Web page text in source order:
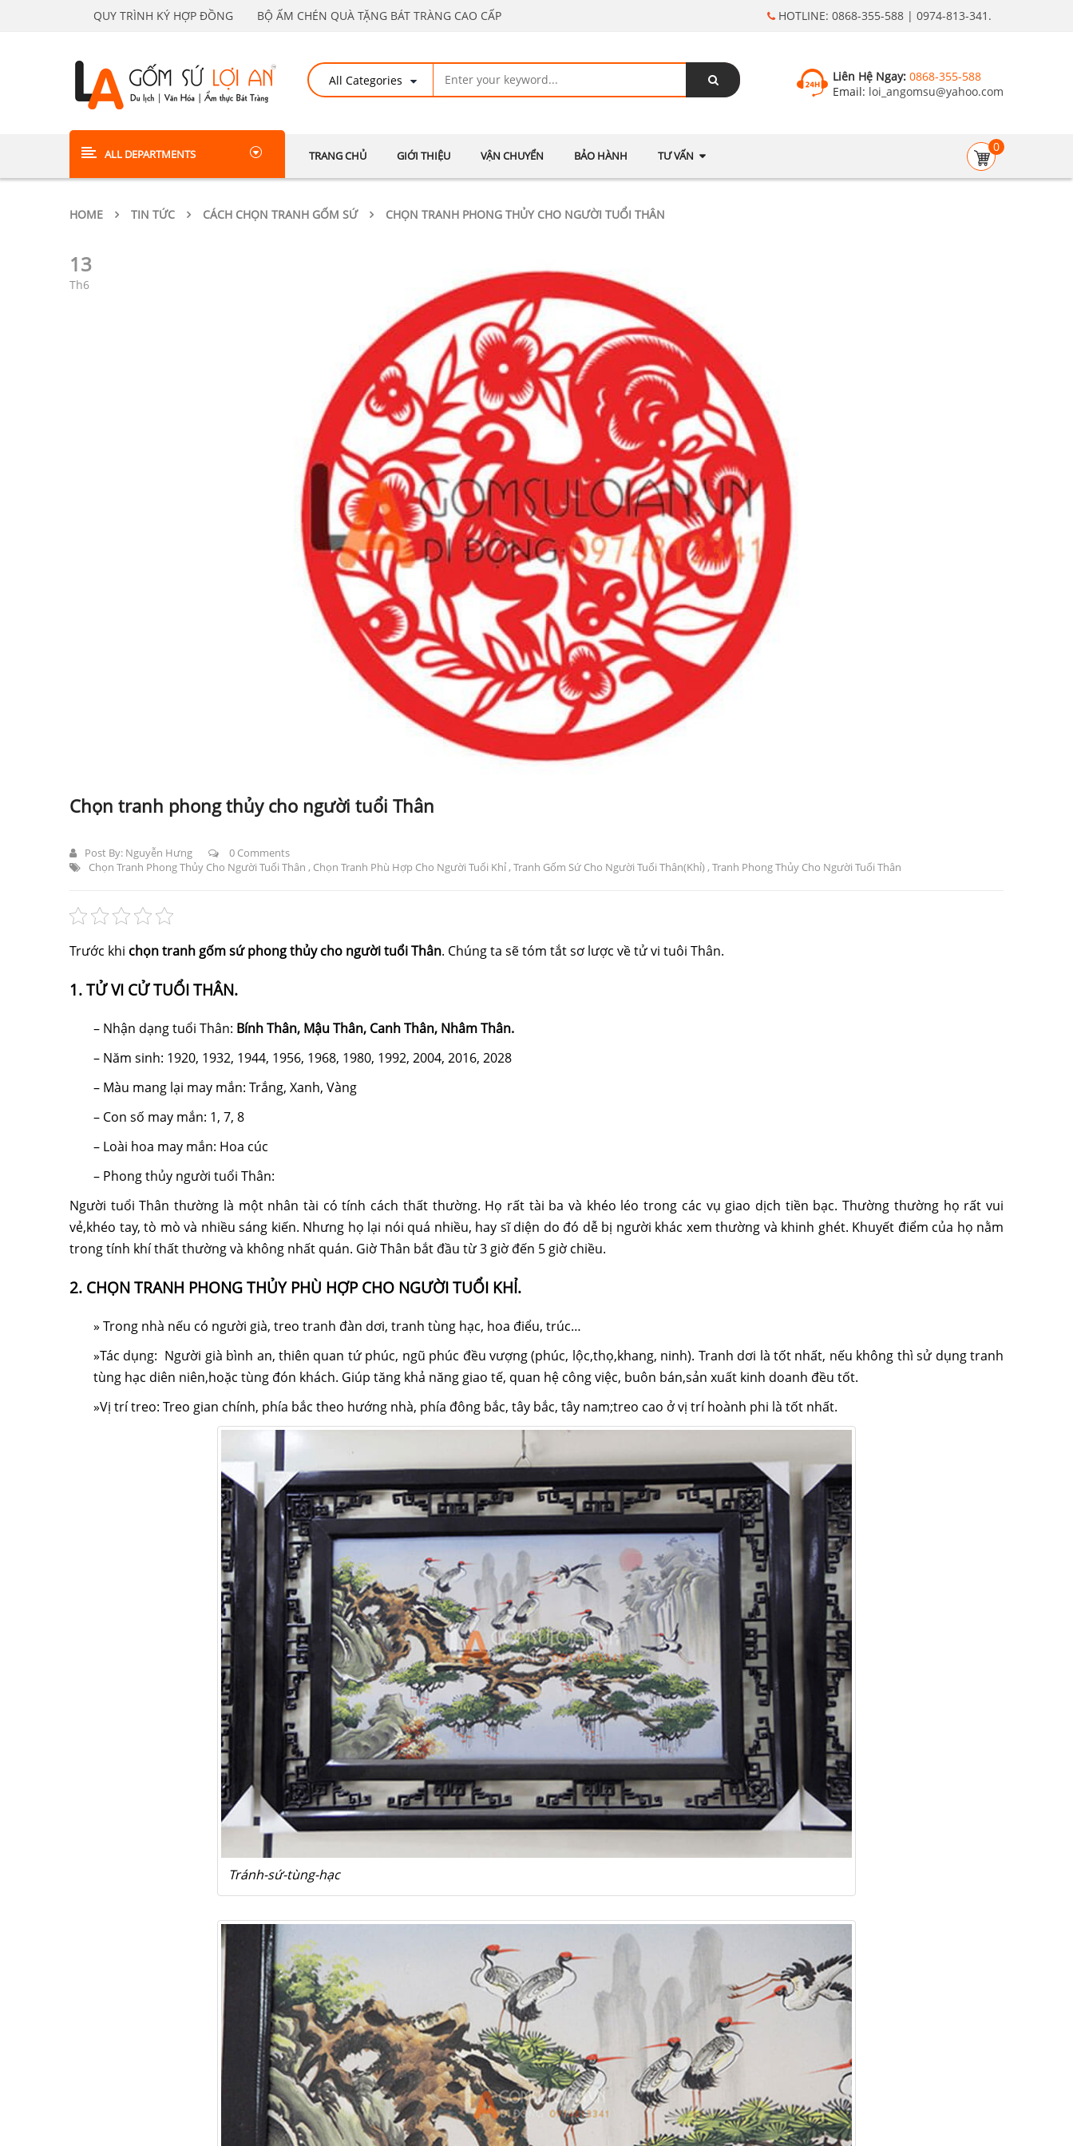
QUY TRÌNH KÝ HỢP ĐỒNG BỘ ẤM CHÉN QUÀ TẶNG BÁT TRÀNG CAO CẤP HOTLINE: 0868-355-588 | 0974-813-341.
Liên Hệ Ngay: 0868-355-588
Email: loi_angomsu@yahoo.com
ALL DEPARTMENTS TRANG CHỦ GIỚI THIỆU VẬN CHUYỂN BẢO HÀNH TƯ VẤN
0
HOME TIN TỨC CÁCH CHỌN TRANH GỐM SỨ CHỌN TRANH PHONG THỦY CHO NGƯỜI TUỔI THÂN
13
Th6
Chọn tranh phong thủy cho người tuổi Thân
Post By: Nguyễn Hưng
0 Comments
Chọn Tranh Phong Thủy Cho Người Tuổi Thân , Chọn Tranh Phù Hợp Cho Người Tuổi Khỉ, Tranh Gốm Sứ Cho Người Tuổi Thân(khỉ), Tranh Phong Thủy Cho Người Tuổi Thân
Trước khi chọn tranh gốm sứ phong thủy cho người tuổi Thân. Chúng ta sẽ tóm tắt sơ lược về tử vi tuôi Thân.
1. TỬ VI CỬ TUỔI THÂN.
– Nhận dạng tuổi Thân: Bính Thân, Mậu Thân, Canh Thân, Nhâm Thân.
– Năm sinh: 1920, 1932, 1944, 1956, 1968, 1980, 1992, 2004, 2016, 2028
– Màu mang lại may mắn: Trắng, Xanh, Vàng
– Con số may mắn: 1, 7, 8
– Loài hoa may mắn: Hoa cúc
– Phong thủy người tuổi Thân:
Người tuổi Thân thường là một nhân tài có tính cách thất thường. Họ rất tài ba và khéo léo trong các vụ giao dịch tiền bạc. Thường thường họ rất vui
vẻ,khéo tay, tò mò và nhiều sáng kiến. Nhưng họ lại nói quá nhiều, hay sĩ diện do đó dễ bị người khác xem thường và khinh ghét. Khuyết điểm của họ nằm
trong tính khí thất thường và không nhất quán. Giờ Thân bắt đầu từ 3 giờ đến 5 giờ chiều.
2. CHỌN TRANH PHONG THỦY PHÙ HỢP CHO NGƯỜI TUỔI KHỈ.
» Trong nhà nếu có người già, treo tranh đàn dơi, tranh tùng hạc, hoa điểu, trúc…
»Tác dụng: Người già bình an, thiên quan tứ phúc, ngũ phúc đều vượng (phúc, lộc,thọ,khang, ninh). Tranh dơi là tốt nhất, nếu không thì sử dụng tranh
tùng hạc diên niên,hoặc tùng đón khách. Giúp tăng khả năng giao tế, quan hệ công việc, buôn bán,sản xuất kinh doanh đều tốt.
»Vị trí treo: Treo gian chính, phía bắc theo hướng nhà, phía đông bắc, tây bắc, tây nam;treo cao ở vị trí hoành phi là tốt nhất.
Tránh-sứ-tùng-hạc